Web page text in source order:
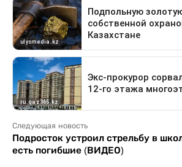
Следующая новость
Подросток устроил стрельбу в
есть погибшие (ВИДЕО)